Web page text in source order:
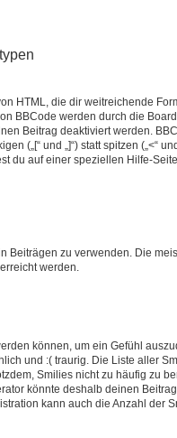
HTML, die dir weitreichende
BBCode werden durch die
Beitrag deaktiviert werden.
(„[“ und „]“) statt spitzen („<“
du auf einer speziellen Hilfe-
Beiträgen zu verwenden. Die
werden.
können, um ein Gefühl
und :( traurig. Die Liste aller
Smilies nicht zu häufig zu
könnte deshalb deinen
kann auch die Anzahl der